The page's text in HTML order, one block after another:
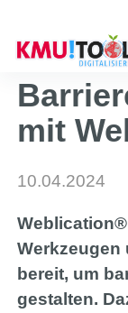
Service-
Digital-
Lösungen
mit
10.04.2024
Werkzeugen
bereit, um
gestalten.